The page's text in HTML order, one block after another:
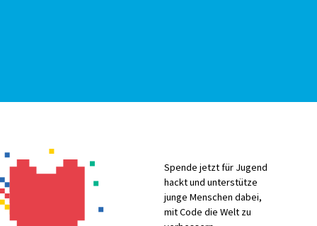
Spende jetzt für Jugend
hackt und unterstütze
junge Menschen dabei,
mit Code die Welt zu